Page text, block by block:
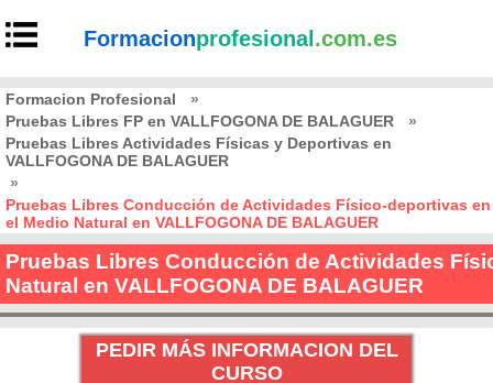
Formacionprofesional .com.es
Formacion Profesional
»
Pruebas Libres FP en VALLFOGONA DE BALAGUER
»
Pruebas Libres Actividades Físicas y Deportivas en
VALLFOGONA DE BALAGUER
»
Pruebas Libres Conducción de Actividades Físico-deportivas en
el Medio Natural en VALLFOGONA DE BALAGUER
Pruebas Libres Conducción de Actividades
Natural en VALLFOGONA DE BALAGUER
PEDIR MÁS INFORMACION DEL
CURSO